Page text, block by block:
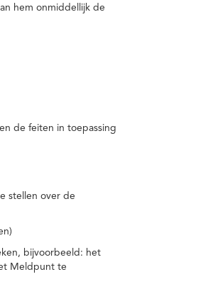
hem onmiddellijk de
de feiten in toepassing
stellen over de
bijvoorbeeld: het
Meldpunt te